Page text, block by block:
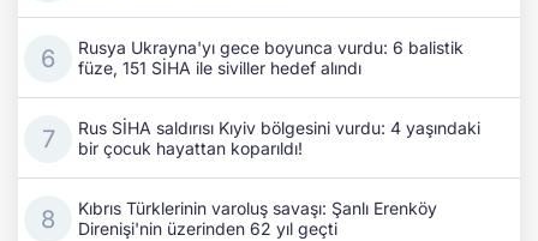
Rusya Ukrayna'yı gece boyunca vurdu: 6 balistik
füze, 151 SİHA ile siviller hedef alındı
Rus SİHA saldırısı Kıyiv bölgesini vurdu: 4 yaşındaki
bir çocuk hayattan koparıldı!
Kıbrıs Türklerinin varoluş savaşı: Şanlı Erenköy
Direnişi'nin üzerinden 62 yıl geçti